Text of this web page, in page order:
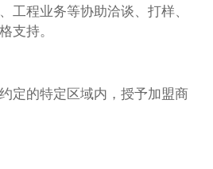
工程业务等协助洽谈、打样、
支持。
定的特定区域内，授予加盟商